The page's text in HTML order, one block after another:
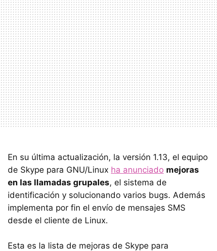
En su última actualización, la versión 1.13, el equipo
de Skype para GNU/Linux ha anunciado mejoras
en las llamadas grupales, el sistema de
identificación y solucionando varios bugs. Además
implementa por fin el envío de mensajes SMS
desde el cliente de Linux.
Esta es la lista de mejoras de Skype para